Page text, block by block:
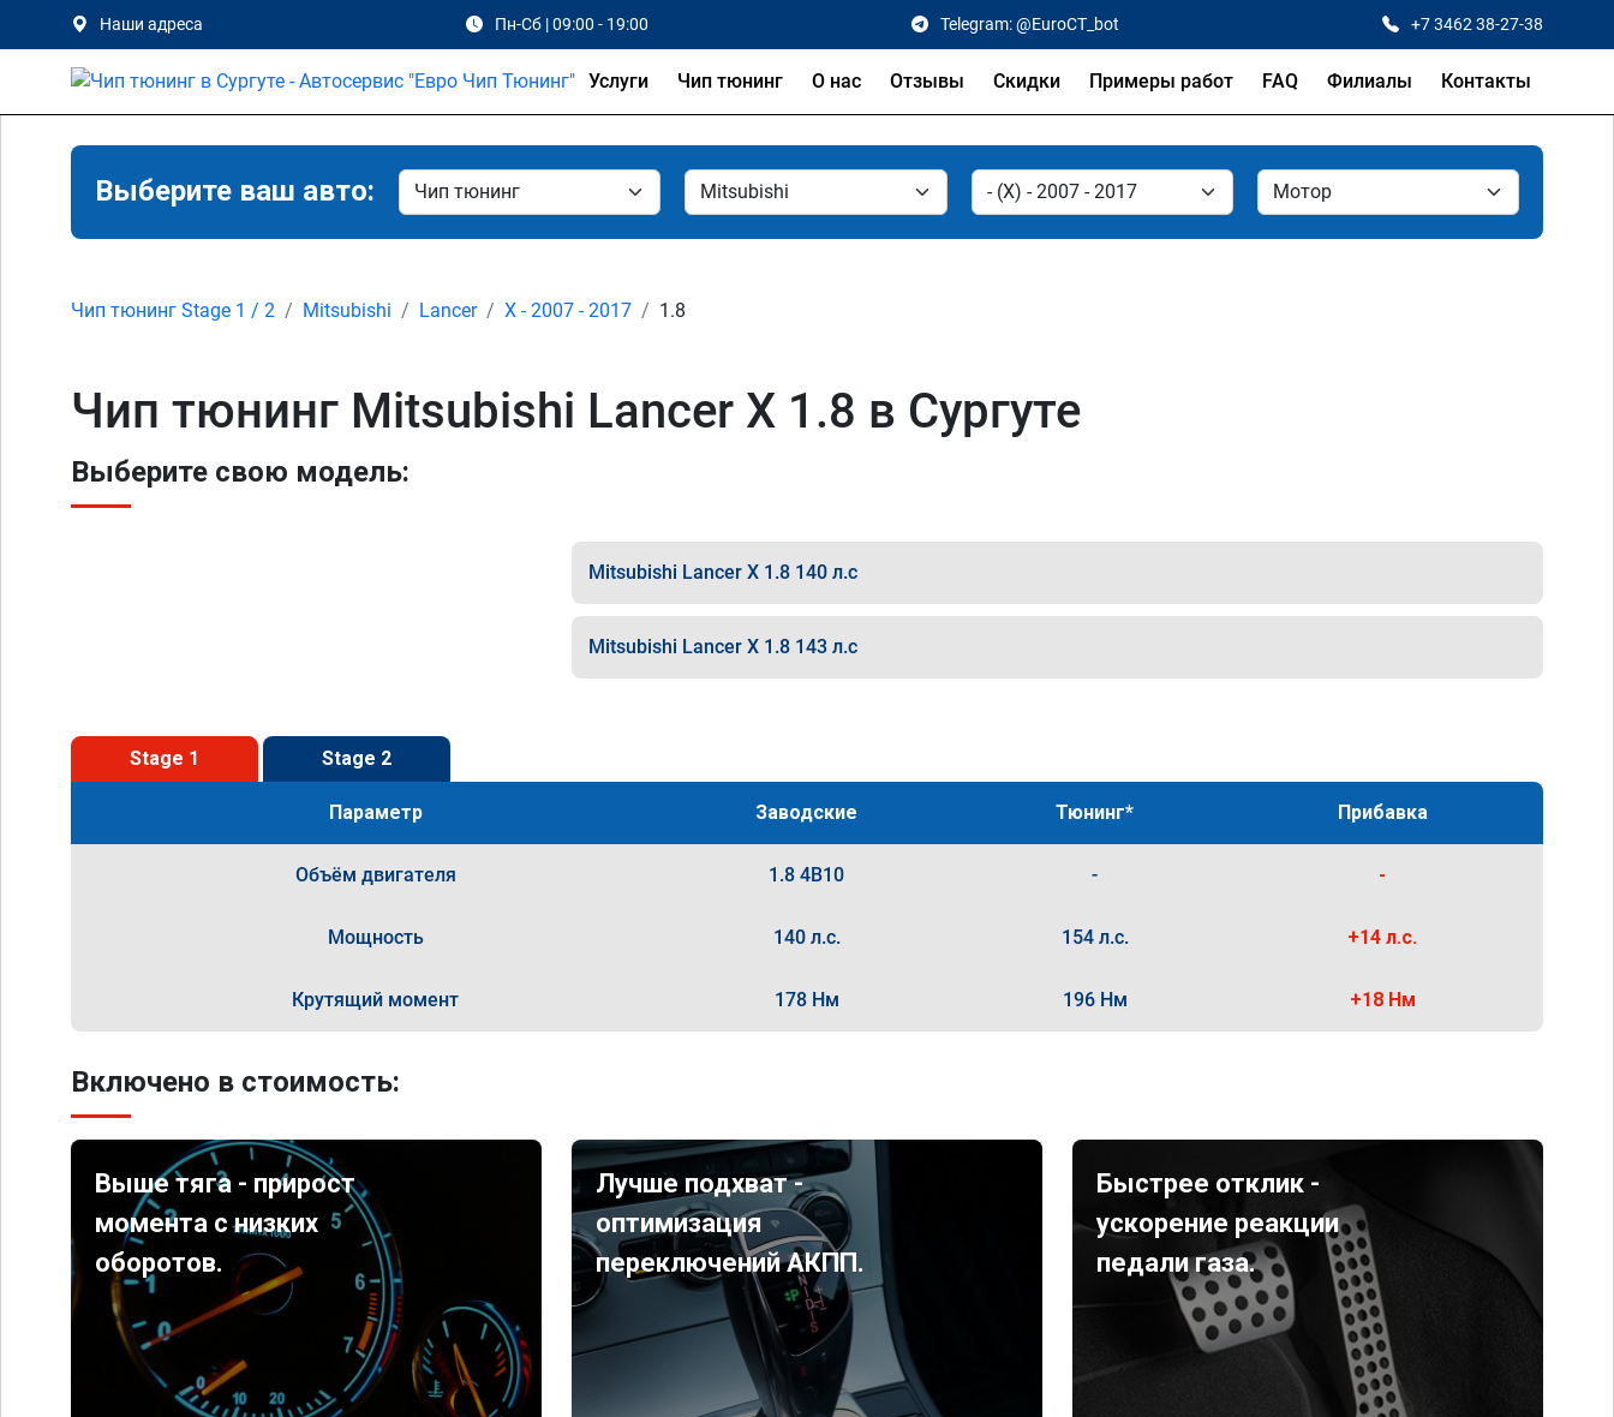
Наши адреса Пн-Сб | 09:00 - 19:00 Telegram: @EuroCT_bot +7 3462 38-27-38
Услуги Чип тюнинг О нас Отзывы Скидки Примеры работ FAQ Филиалы Контакты
Выберите ваш авто:
Чип тюнинг Stage 1 / 2 Mitsubishi Lancer X - 2007 - 2017 1.8
Чип тюнинг Mitsubishi Lancer X 1.8 в Сургуте
Выберите свою модель:
Mitsubishi Lancer X 1.8 140 л.с
Mitsubishi Lancer X 1.8 143 л.с
Stage 1 Stage 2
Параметр Заводские Тюнинг* Прибавка
Объём двигателя 1.8 4B10 - -
Мощность 140 л.с. 154 л.с. +14 л.с.
Крутящий момент 178 Нм 196 Нм +18 Нм
Включено в стоимость:
Выше тяга - прирост
момента с низких
оборотов.
Лучше подхват -
оптимизация
переключений АКПП.
Быстрее отклик -
ускорение реакции
педали газа.